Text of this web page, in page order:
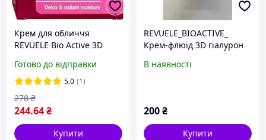
Крем для обличчя
REVUELE Bio Active 3D
з гіалуроном 50 мл
Готово до відправки
5.0 (1)
244.64₴
278 ₴
Купити
REVUELE_BIOACTIVE_
Крем-флюїд 3D гіалурон
В наявності
200₴
Купити